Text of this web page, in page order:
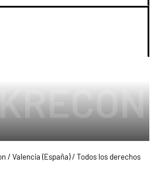
/ Valencia (España) / Todos los derechos